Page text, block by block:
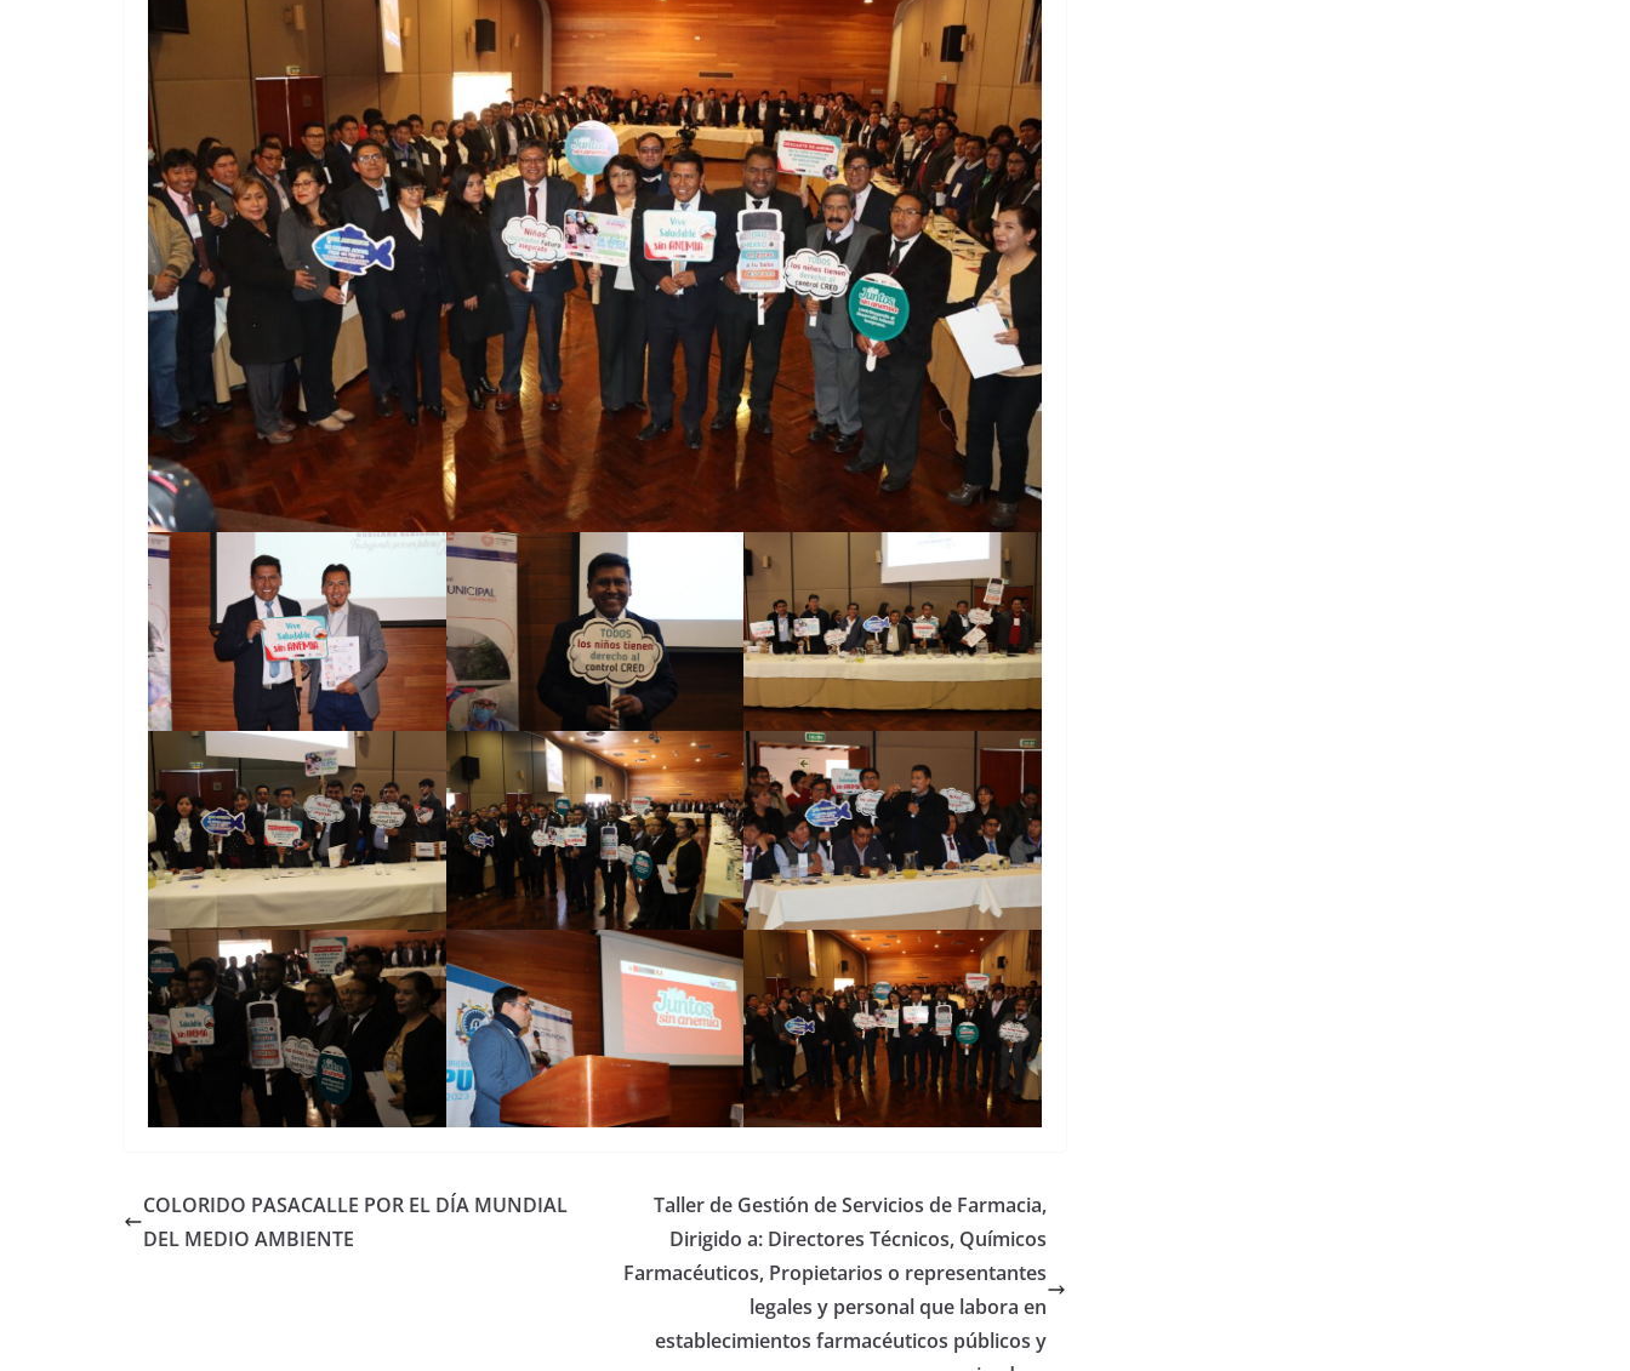
COLORIDO PASACALLE POR EL DÍA MUNDIAL
DEL MEDIO AMBIENTE
Taller de Gestión de Servicios de Farmacia,
Dirigido a: Directores Técnicos, Químicos
Farmacéuticos, Propietarios o representantes
legales y personal que labora en
establecimientos farmacéuticos públicos y